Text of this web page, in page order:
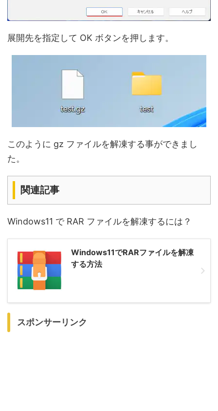
展開先を指定して OK ボタンを押します。
このように gz ファイルを解凍する事ができまし
た。
関連記事
Windows11 で RAR ファイルを解凍するには？
Windows11でRARファイルを解凍
する方法
スポンサーリンク